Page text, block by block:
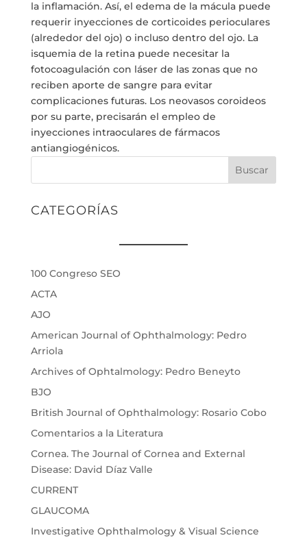
la inflamación. Así, el edema de la mácula puede
requerir inyecciones de corticoides perioculares
(alrededor del ojo) o incluso dentro del ojo. La
isquemia de la retina puede necesitar la
fotocoagulación con láser de las zonas que no
reciben aporte de sangre para evitar
complicaciones futuras. Los neovasos coroideos
por su parte, precisarán el empleo de
inyecciones intraoculares de fármacos
antiangiogénicos.
Buscar
CATEGORÍAS
100 Congreso SEO
ACTA
AJO
American Journal of Ophthalmology: Pedro
Arriola
Archives of Ophtalmology: Pedro Beneyto
BJO
British Journal of Ophthalmology: Rosario Cobo
Comentarios a la Literatura
Cornea. The Journal of Cornea and External
Disease: David Díaz Valle
CURRENT
GLAUCOMA
Investigative Ophthalmology & Visual Science